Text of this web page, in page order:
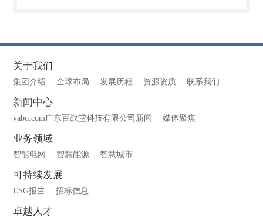
关于我们
集团介绍 全球布局 发展历程 资源资质 联系我们
新闻中心
yabo.com广东百战堂科技有限公司新闻 媒体聚焦
业务领域
智能电网 智慧能源 智慧城市
可持续发展
ESG报告 招标信息
卓越人才